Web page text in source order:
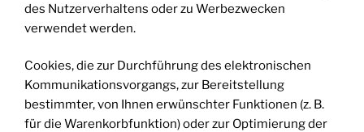
des Nutzerverhaltens oder zu Werbezwecken
verwendet werden.
Cookies, die zur Durchführung des elektronischen
Kommunikationsvorgangs, zur Bereitstellung
bestimmter, von Ihnen erwünschter Funktionen (z. B.
für die Warenkorbfunktion) oder zur Optimierung der